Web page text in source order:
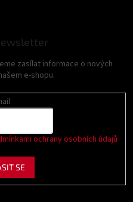
zasílat informace o nových
e-shopu.
ochrany osobních údajů
SE